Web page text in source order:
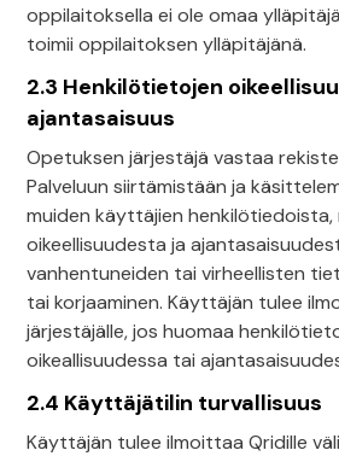
oppilaitoksella ei ole omaa
toimii oppilaitoksen ylläpitäjänä.
2.3 Henkilötietojen
ajantasaisuus
Opetuksen järjestäjä vastaa
Palveluun siirtämistään ja
muiden käyttäjien henkilötiedoista,
oikeellisuudesta ja
vanhentuneiden tai virheellisten
tai korjaaminen. Käyttäjän tulee
järjestäjälle, jos huomaa
oikeallisuudessa tai
2.4 Käyttäjätilin turvallisuus
Käyttäjän tulee ilmoittaa Qridille